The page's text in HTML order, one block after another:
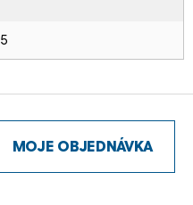
5
MOJE OBJEDNÁVKA